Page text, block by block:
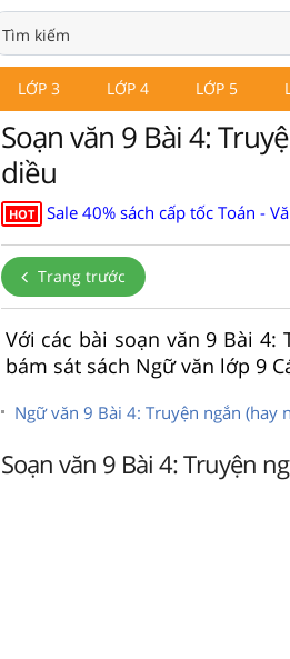
LỚP 3 LỚP 4 LỚP 5
Soạn văn 9 Bài 4:
diều
HOT Sale 40% sách cấp tốc Toán -
Trang trước
Với các bài soạn văn 9 Bài
bám sát sách Ngữ văn lớp 9
Ngữ văn 9 Bài 4: Truyện ngắn (hay
Soạn văn 9 Bài 4: Truyện